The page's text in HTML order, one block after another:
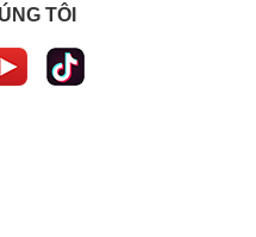
TÔI